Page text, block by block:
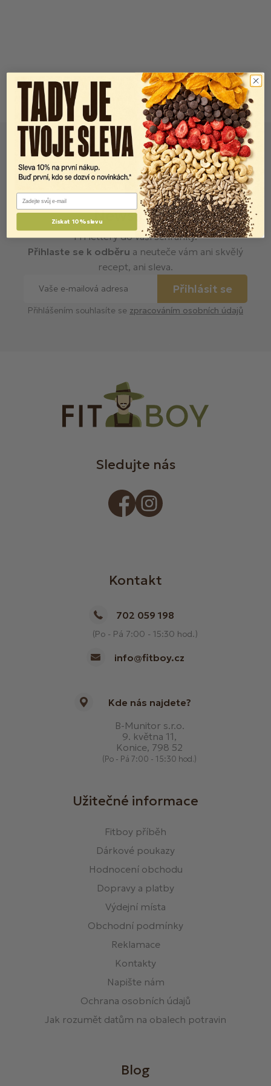
Newsletter
FITlettery do vaší schránky.
Přihlaste se k odběru a neuteče vám ani skvělý
recept, ani sleva.
Přihlásit se
Přihlášením souhlasíte se zpracováním osobních údajů
Sledujte nás
Kontakt
702 059 198
(Po - Pá 7:00 - 15:30 hod.)
info@fitboy.cz
Kde nás najdete?
B-Munitor s.r.o.
9. května 11,
Konice, 798 52
(Po - Pá 7:00 - 15:30 hod.)
Užitečné informace
Fitboy příběh
Dárkové poukazy
Hodnocení obchodu
Dopravy a platby
Výdejní místa
Obchodní podmínky
Reklamace
Kontakty
Napište nám
Ochrana osobních údajů
Jak rozumět datům na obalech potravin
Blog
Email
Získat 10% slevu